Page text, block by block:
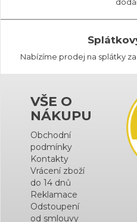
Nabízíme prodej na splátky
VŠE O
NÁKUPU
Obchodní
podmínky
Kontakty
Vrácení zboží
do 14 dnů
Reklamace
Odstoupení
od smlouvy